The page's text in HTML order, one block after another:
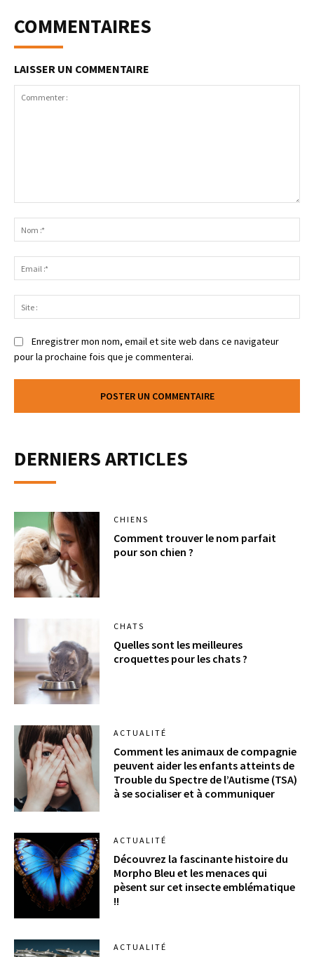
COMMENTAIRES
LAISSER UN COMMENTAIRE
Enregistrer mon nom, email et site web dans ce navigateur
pour la prochaine fois que je commenterai.
DERNIERS ARTICLES
CHIENS
Comment trouver le nom parfait
pour son chien ?
CHATS
Quelles sont les meilleures
croquettes pour les chats ?
ACTUALITÉ
Comment les animaux de compagnie
peuvent aider les enfants atteints de
Trouble du Spectre de l’Autisme (TSA)
à se socialiser et à communiquer
ACTUALITÉ
Découvrez la fascinante histoire du
Morpho Bleu et les menaces qui
pèsent sur cet insecte emblématique
!!
ACTUALITÉ